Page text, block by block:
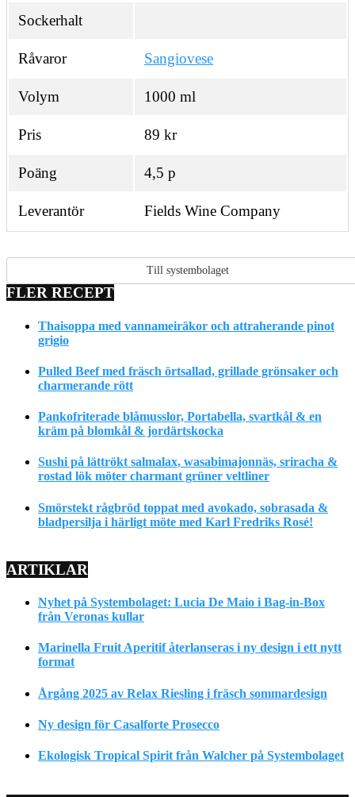
Sockerhalt
Råvaror Sangiovese
Volym 1000 ml
Pris 89 kr
Poäng 4,5 p
Leverantör Fields Wine Company
Till systembolaget
FLER RECEPT
Thaisoppa med vannameiräkor och attraherande pinot
grigio
Pulled Beef med fräsch örtsallad, grillade grönsaker och
charmerande rött
Pankofriterade blåmusslor, Portabella, svartkål & en
kräm på blomkål & jordärtskocka
Sushi på lättrökt salmalax, wasabimajonnäs, sriracha &
rostad lök möter charmant grüner veltliner
Smörstekt rågbröd toppat med avokado, sobrasada &
bladpersilja i härligt möte med Karl Fredriks Rosé!
ARTIKLAR
Nyhet på Systembolaget: Lucia De Maio i Bag-in-Box
från Veronas kullar
Marinella Fruit Aperitif återlanseras i ny design i ett nytt
format
Årgång 2025 av Relax Riesling i fräsch sommardesign
Ny design för Casalforte Prosecco
Ekologisk Tropical Spirit från Walcher på Systembolaget